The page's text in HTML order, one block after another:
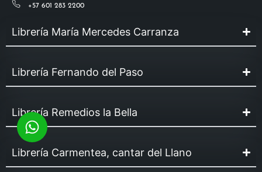
+57 601 283 2200
Librería María Mercedes Carranza
Librería Fernando del Paso
Librería Remedios la Bella
Librería Carmentea, cantar del Llano